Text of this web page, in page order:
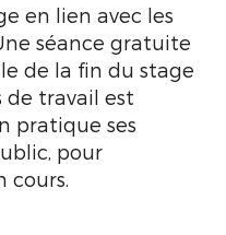
en lien avec les
séance gratuite
de la fin du stage
de travail est
pratique ses
pour
cours.